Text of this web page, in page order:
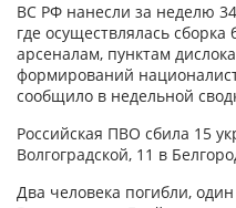
ВС РФ нанесли за неделю
где осуществлялась
арсеналам, пунктам
формирований
сообщило в недельной
Российская ПВО сбила 15
Волгоградской, 11 в
Два человека погибли,